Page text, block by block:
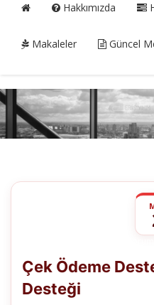
Hakkımızda
Makaleler Güncel
Çek Ödeme
Desteği